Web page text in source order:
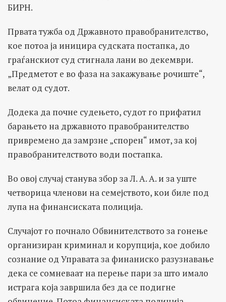
БИРН.
Првата тужба од Државното правобранителство,
кое потоа ја иницира судската постапка, до
граѓанскиот суд стигнала лани во декември.
„Предметот е во фаза на закажување рочиште“,
велат од судот.
Додека да почне судењето, судот го прифатил
барањето на државното правобранителство
привремено да замрзне „спорен“ имот, за кој
правобранителството води постапка.
Во овој случај станува збор за Л. А. А. и за уште
четворица членови на семејството, кои биле под
лупа на финансиската полиција.
Случајот го почнало Обвинителството за гонење
организиран криминал и корупција, кое добило
сознание од Управата за финаниско разузнавање
дека се сомневаат на перење пари за што имало
истрага која завршила без да се подигне